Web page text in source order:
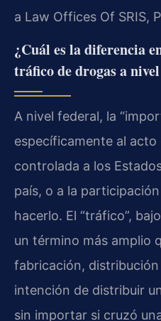
a Law Offices Of SRIS,
¿Cuál es la diferencia
tráfico de drogas a
A nivel federal, la
específicamente al
controlada a los
país, o a la
hacerlo. El “tráfico”,
un término más amplio
fabricación,
intención de distribuir
sin importar si cruzó